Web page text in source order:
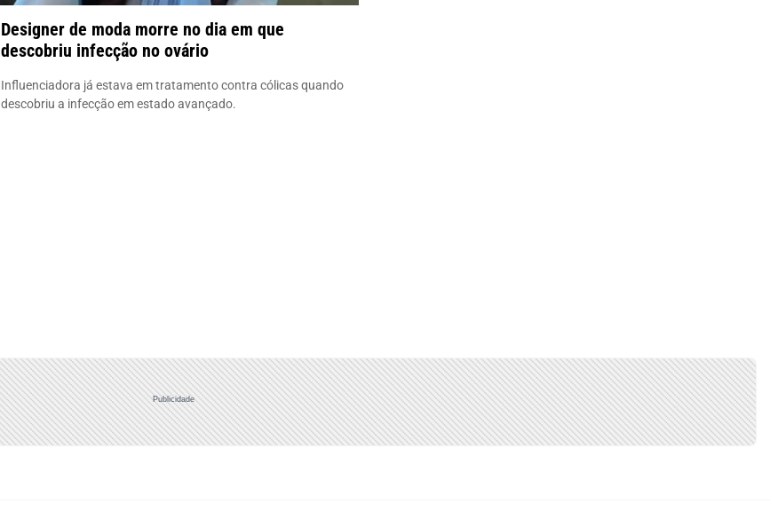
Designer de moda morre no dia em que
descobriu infecção no ovário
Influenciadora já estava em tratamento contra cólicas quando
descobriu a infecção em estado avançado.
Publicidade